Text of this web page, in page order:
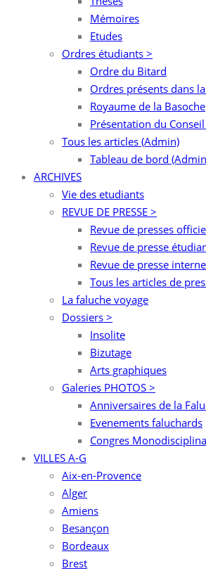
Mémoires
Etudes
Ordres étudiants >
Ordre du Bitard
Ordres présents dans
Royaume de la Basoche
Présentation du
Tous les articles (Admin)
Tableau de bord
ARCHIVES
Vie des etudiants
REVUE DE PRESSE >
Revue de presses
Revue de presse
Revue de presse
Tous les articles de
La faluche voyage
Dossiers >
Insolite
Bizutage
Arts graphiques
Galeries PHOTOS >
Anniversaires de la
Evenements faluchards
Congres
VILLES A-G
Aix-en-Provence
Alger
Amiens
Besançon
Bordeaux
Brest